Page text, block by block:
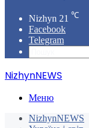
Nizhyn 21 ℃
Facebook
Telegram
NizhynNEWS
Меню
NizhynNEWS